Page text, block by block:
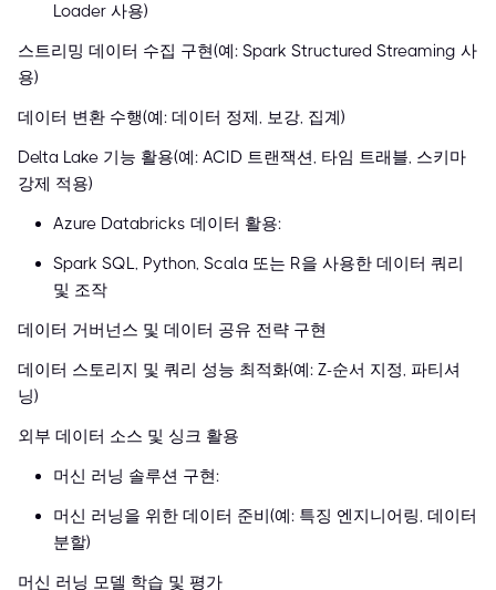
Loader 사용)
스트리밍 데이터 수집 구현(예: Spark Structured Streaming 사
용)
데이터 변환 수행(예: 데이터 정제, 보강, 집계)
Delta Lake 기능 활용(예: ACID 트랜잭션, 타임 트래블, 스키마
강제 적용)
Azure Databricks 데이터 활용:
Spark SQL, Python, Scala 또는 R을 사용한 데이터 쿼리
및 조작
데이터 거버넌스 및 데이터 공유 전략 구현
데이터 스토리지 및 쿼리 성능 최적화(예: Z-순서 지정, 파티셔
닝)
외부 데이터 소스 및 싱크 활용
머신 러닝 솔루션 구현:
머신 러닝을 위한 데이터 준비(예: 특징 엔지니어링, 데이터
분할)
머신 러닝 모델 학습 및 평가